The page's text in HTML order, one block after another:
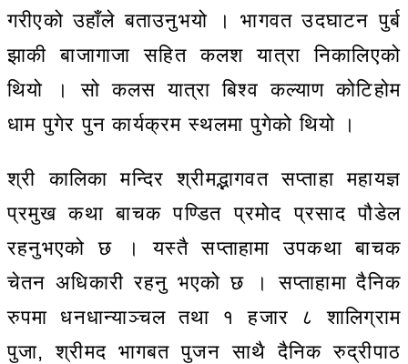
गरीएको उहाँले बताउनुभयो । भागवत उदघाटन पुर्ब
झाकी बाजागाजा सहित कलश यात्रा निकालिएको
थियो । सो कलस यात्रा बिश्व कल्याण कोटिहोम
धाम पुगेर पुन कार्यक्रम स्थलमा पुगेको थियो ।
श्री कालिका मन्दिर श्रीमद्भागवत सप्ताहा महायज्ञ
प्रमुख कथा बाचक पण्डित प्रमोद प्रसाद पौडेल
रहनुभएको छ । यस्तै सप्ताहामा उपकथा बाचक
चेतन अधिकारी रहनु भएको छ । सप्ताहामा दैनिक
रुपमा धनधान्याञ्चल तथा १ हजार ८ शालिग्राम
पुजा, श्रीमद भागबत पुजन साथै दैनिक रुद्रीपाठ